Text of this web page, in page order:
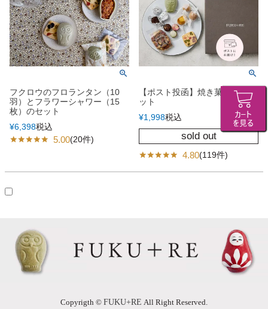
フクロウのフロランタン（10
羽）とフラワーシャワー（15
枚）のセット
¥6,398税込
5.00(20件)
【ポスト投函】焼き菓子試食セ
ット
¥1,998税込
sold out
4.80(119件)
Copyrigth © FUKU+RE All Right Reserved.